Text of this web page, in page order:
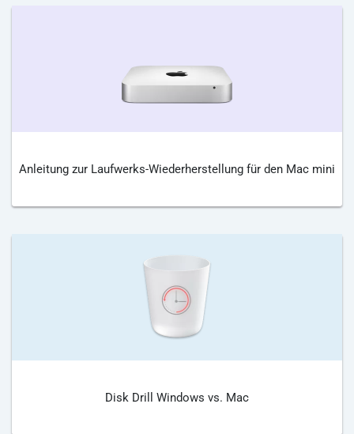
Anleitung zur Laufwerks-Wiederherstellung für den Mac mini
Disk Drill Windows vs. Mac